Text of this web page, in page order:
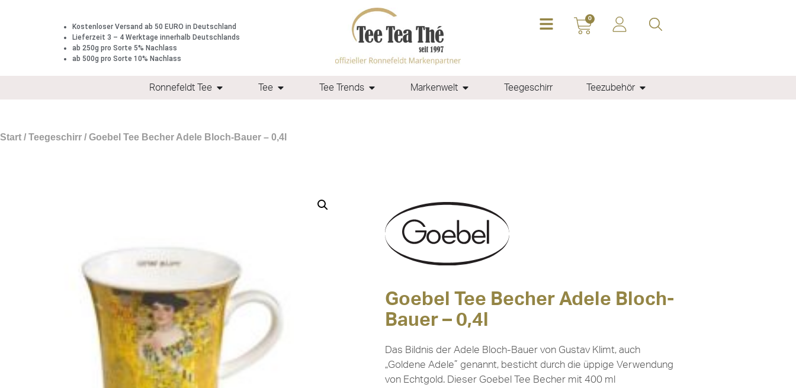
Kostenloser Versand ab 50 EURO in Deutschland
Lieferzeit 3 – 4 Werktage innerhalb Deutschlands
ab 250g pro Sorte 5% Nachlass
ab 500g pro Sorte 10% Nachlass
0
Ronnefeldt Tee Tee Tee Trends Markenwelt Teegeschirr Teezubehör
Start / Teegeschirr / Goebel Tee Becher Adele Bloch-Bauer – 0,4l
Goebel Tee Becher Adele Bloch-
Bauer – 0,4l
Das Bildnis der Adele Bloch-Bauer von Gustav Klimt, auch
„Goldene Adele” genannt, besticht durch die üppige Verwendung
von Echtgold. Dieser Goebel Tee Becher mit 400 ml